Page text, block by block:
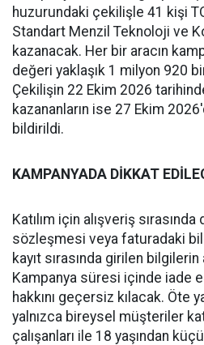
huzurundaki çekilişle 41 kişi
Standart Menzil Teknoloji ve
kazanacak. Her bir aracın
değeri yaklaşık 1 milyon 920
Çekilişin 22 Ekim 2026
kazananların ise 27 Ekim
bildirildi.
KAMPANYADA DİKKAT
Katılım için alışveriş
sözleşmesi veya faturadaki
kayıt sırasında girilen
Kampanya süresi içinde iade
hakkını geçersiz kılacak. Öte
yalnızca bireysel müşteriler
çalışanları ile 18 yaşından